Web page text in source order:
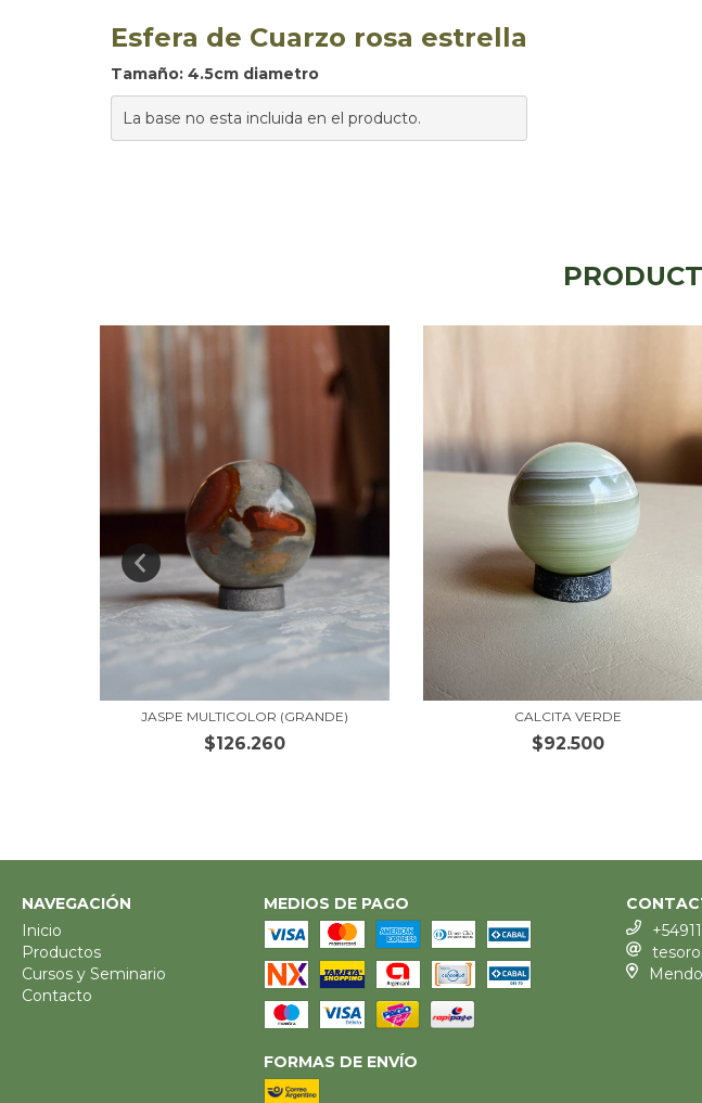
Esfera de Cuarzo rosa estrella
Tamaño: 4.5cm diametro
La base no esta incluida en el producto.
JASPE MULTICOLOR (GRANDE)
$126.260
CALCITA VERDE
$92.500
NAVEGACIÓN
Inicio
Productos
Cursos y Seminario
Contacto
MEDIOS DE PAGO
FORMAS DE ENVÍO